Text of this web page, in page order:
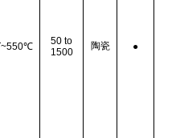
℃
50 to
1500
陶瓷 ●